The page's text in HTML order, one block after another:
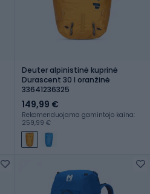
Deuter alpinistinė kuprinė
Durascent 30 l oranžinė
33641236325
149,99 €
Rekomenduojama gamintojo kaina:
259,99 €